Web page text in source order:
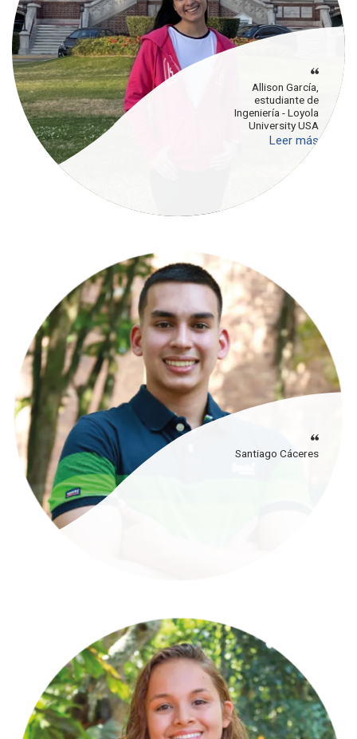
Allison García,
estudiante de
Ingeniería - Loyola
University USA
Leer más
Santiago Cáceres